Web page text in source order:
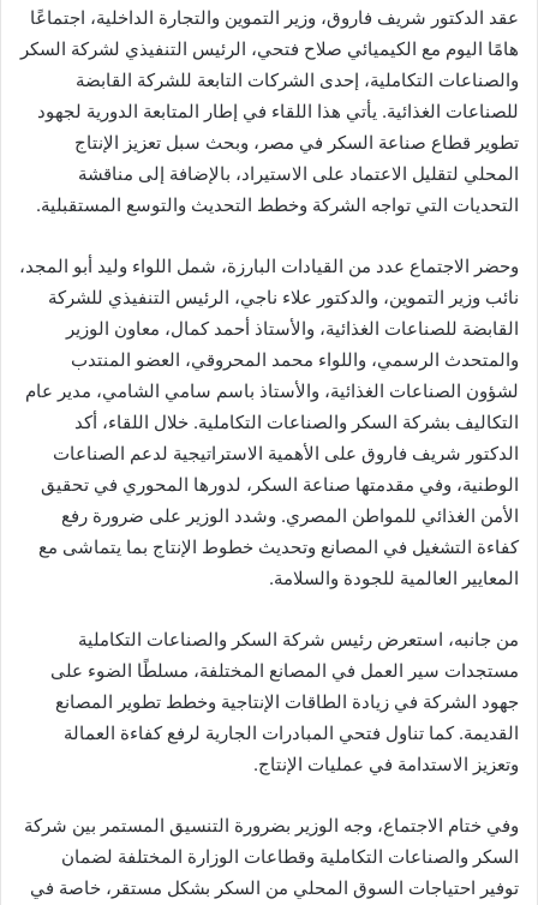
عقد الدكتور شريف فاروق، وزير التموين والتجارة الداخلية، اجتماعًا
هامًا اليوم مع الكيميائي صلاح فتحي، الرئيس التنفيذي لشركة السكر
والصناعات التكاملية، إحدى الشركات التابعة للشركة القابضة
للصناعات الغذائية. يأتي هذا اللقاء في إطار المتابعة الدورية لجهود
تطوير قطاع صناعة السكر في مصر، وبحث سبل تعزيز الإنتاج
المحلي لتقليل الاعتماد على الاستيراد، بالإضافة إلى مناقشة
التحديات التي تواجه الشركة وخطط التحديث والتوسع المستقبلية.
وحضر الاجتماع عدد من القيادات البارزة، شمل اللواء وليد أبو المجد،
نائب وزير التموين، والدكتور علاء ناجي، الرئيس التنفيذي للشركة
القابضة للصناعات الغذائية، والأستاذ أحمد كمال، معاون الوزير
والمتحدث الرسمي، واللواء محمد المحروقي، العضو المنتدب
لشؤون الصناعات الغذائية، والأستاذ باسم سامي الشامي، مدير عام
التكاليف بشركة السكر والصناعات التكاملية. خلال اللقاء، أكد
الدكتور شريف فاروق على الأهمية الاستراتيجية لدعم الصناعات
الوطنية، وفي مقدمتها صناعة السكر، لدورها المحوري في تحقيق
الأمن الغذائي للمواطن المصري. وشدد الوزير على ضرورة رفع
كفاءة التشغيل في المصانع وتحديث خطوط الإنتاج بما يتماشى مع
المعايير العالمية للجودة والسلامة.
من جانبه، استعرض رئيس شركة السكر والصناعات التكاملية
مستجدات سير العمل في المصانع المختلفة، مسلطًا الضوء على
جهود الشركة في زيادة الطاقات الإنتاجية وخطط تطوير المصانع
القديمة. كما تناول فتحي المبادرات الجارية لرفع كفاءة العمالة
وتعزيز الاستدامة في عمليات الإنتاج.
وفي ختام الاجتماع، وجه الوزير بضرورة التنسيق المستمر بين شركة
السكر والصناعات التكاملية وقطاعات الوزارة المختلفة لضمان
توفير احتياجات السوق المحلي من السكر بشكل مستقر، خاصة في